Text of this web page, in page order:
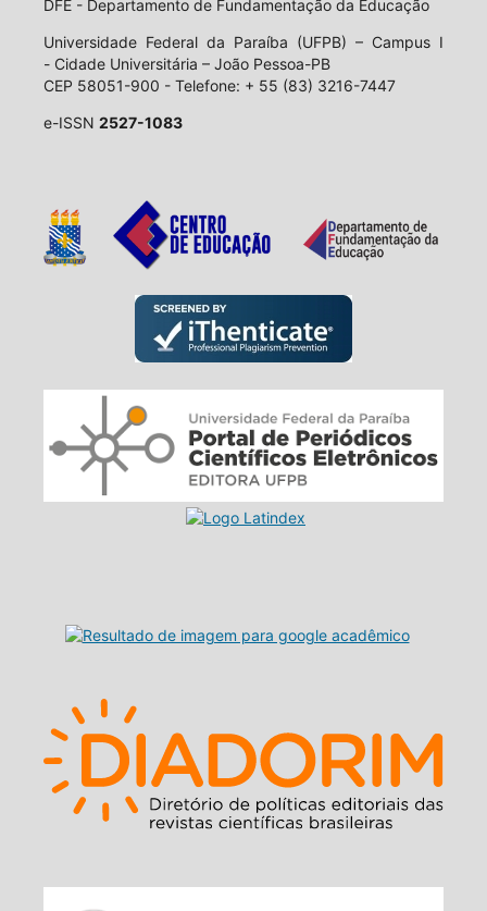
DFE - Departamento de Fundamentação da Educação
Universidade Federal da Paraíba (UFPB) – Campus I
- Cidade Universitária – João Pessoa-PB
CEP 58051-900 - Telefone: + 55 (83) 3216-7447
e-ISSN 2527-1083